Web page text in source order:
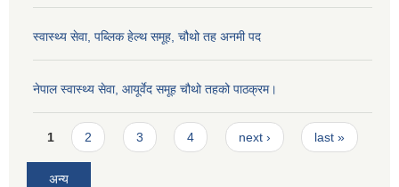
स्वास्थ्य सेवा, पब्लिक हेल्‍थ समूह, चौथो तह अनमी पद
नेपाल स्वास्थ्य सेवा, आयूर्वेद समूह चौथो तहको पाठक्रम।
Pages
1 2 3 4 next › last »
अन्य